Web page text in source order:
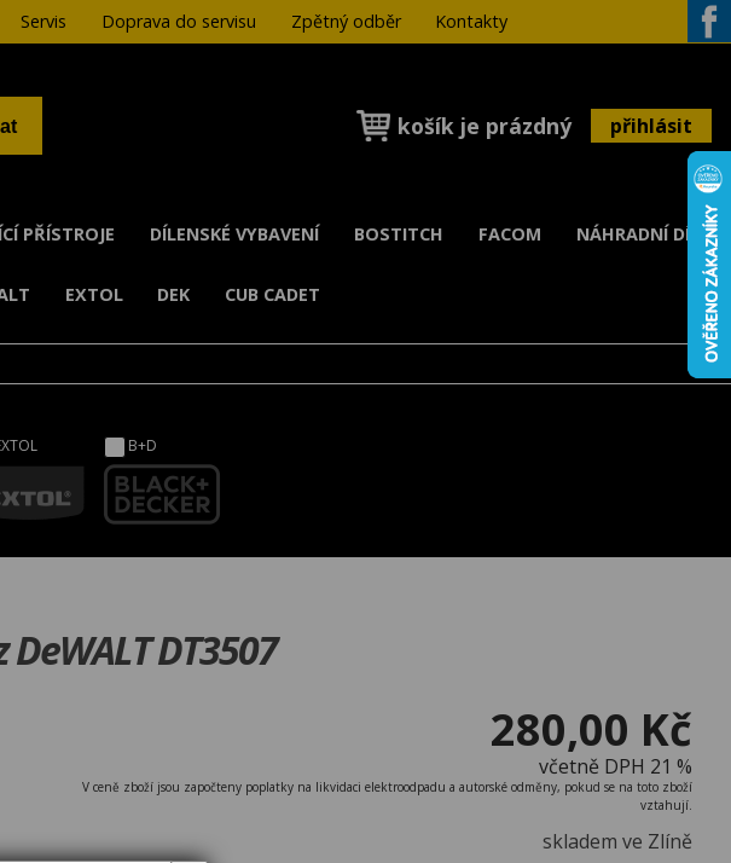
Servis Doprava do servisu Zpětný odběr
Kontakty
košík je prázdný přihlásit
PŘÍSTROJE DÍLENSKÉ VYBAVENÍ BOSTITCH FACOM NÁHRADNÍ DÍLY
EXTOL DEK CUB CADET
B+D
DT3507
280,00 Kč
včetně DPH 21 %
V ceně zboží jsou započteny poplatky na likvidaci elektroodpadu a autorské odměny, pokud se na toto zboží
vztahují.
skladem ve Zlíně